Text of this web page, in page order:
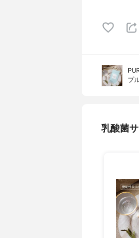
プ
乳酸菌